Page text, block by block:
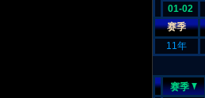
01-02
赛季
11年
赛季